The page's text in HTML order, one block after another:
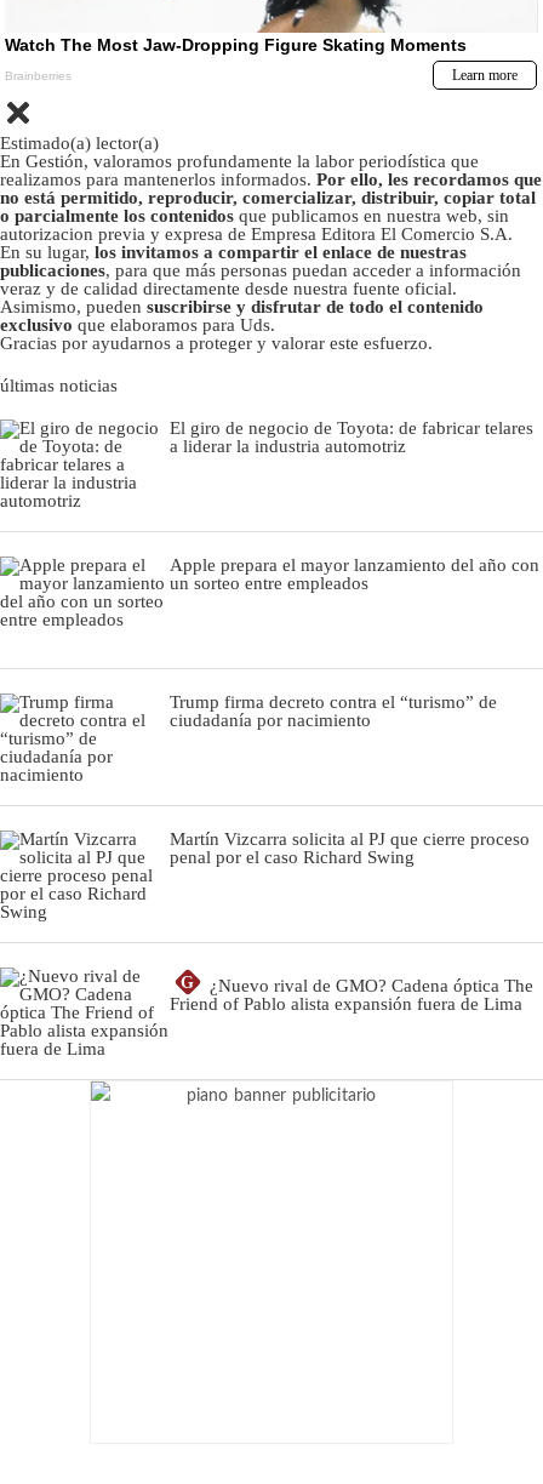
Estimado(a) lector(a)
En Gestión, valoramos profundamente la labor periodística que
realizamos para mantenerlos informados. Por ello, les recordamos que
no está permitido, reproducir, comercializar, distribuir, copiar total
o parcialmente los contenidos que publicamos en nuestra web, sin
autorizacion previa y expresa de Empresa Editora El Comercio S.A.
En su lugar, los invitamos a compartir el enlace de nuestras
publicaciones, para que más personas puedan acceder a información
veraz y de calidad directamente desde nuestra fuente oficial.
Asimismo, pueden suscribirse y disfrutar de todo el contenido
exclusivo que elaboramos para Uds.
Gracias por ayudarnos a proteger y valorar este esfuerzo.
últimas noticias
El giro de negocio de Toyota: de fabricar telares
a liderar la industria automotriz
Apple prepara el mayor lanzamiento del año con
un sorteo entre empleados
Trump firma decreto contra el “turismo” de
ciudadanía por nacimiento
Martín Vizcarra solicita al PJ que cierre proceso
penal por el caso Richard Swing
G
¿Nuevo rival de GMO? Cadena óptica The
Friend of Pablo alista expansión fuera de Lima